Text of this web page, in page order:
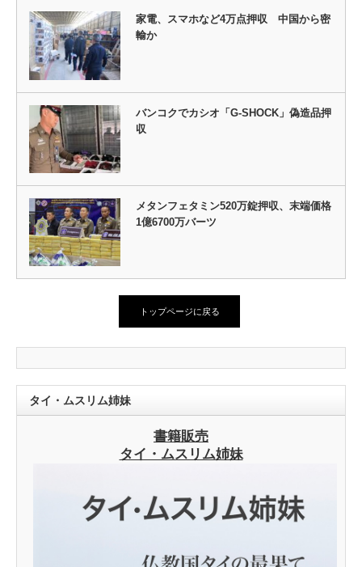
家電、スマホなど4万点押収 中国から密
輸か
バンコクでカシオ「G-SHOCK」偽造品押
収
メタンフェタミン520万錠押収、末端価格
1億6700万バーツ
トップページに戻る
タイ・ムスリム姉妹
書籍販売
タイ・ムスリム姉妹